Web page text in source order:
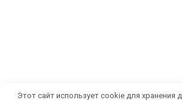
© 2026 ГАРАНТИЯ
Этот сайт использует cookie для хранения